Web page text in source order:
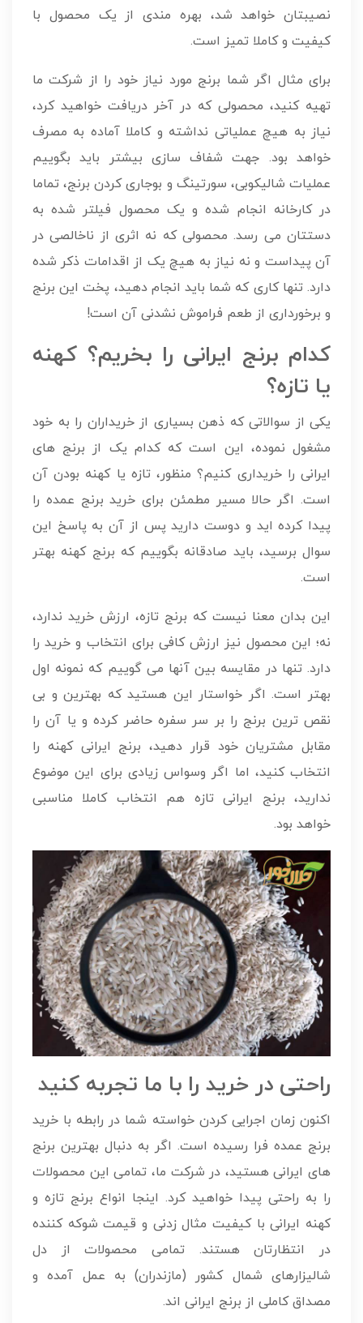
نصیبتان خواهد شد، بهره مندی از یک محصول با
کیفیت و کاملا تمیز است.
برای مثال اگر شما برنج مورد نیاز خود را از شرکت ما
تهیه کنید، محصولی که در آخر دریافت خواهید کرد،
نیاز به هیچ عملیاتی نداشته و کاملا آماده به مصرف
خواهد بود. جهت شفاف سازی بیشتر باید بگوییم
عملیات شالیکوبی، سورتینگ و بوجاری کردن برنج، تماما
در کارخانه انجام شده و یک محصول فیلتر شده به
دستتان می رسد. محصولی که نه اثری از ناخالصی در
آن پیداست و نه نیاز به هیچ یک از اقدامات ذکر شده
دارد. تنها کاری که شما باید انجام دهید، پخت این برنج
و برخورداری از طعم فراموش نشدنی آن است!
کدام برنج ایرانی را بخریم؟ کهنه
یا تازه؟
یکی از سوالاتی که ذهن بسیاری از خریداران را به خود
مشغول نموده، این است که کدام یک از برنج های
ایرانی را خریداری کنیم؟ منظور، تازه یا کهنه بودن آن
است. اگر حالا مسیر مطمئن برای خرید برنج عمده را
پیدا کرده اید و دوست دارید پس از آن به پاسخ این
سوال برسید، باید صادقانه بگوییم که برنج کهنه بهتر
است.
این بدان معنا نیست که برنج تازه، ارزش خرید ندارد،
نه؛ این محصول نیز ارزش کافی برای انتخاب و خرید را
دارد. تنها در مقایسه بین آنها می گوییم که نمونه اول
بهتر است. اگر خواستار این هستید که بهترین و بی
نقص ترین برنج را بر سر سفره حاضر کرده و یا آن را
مقابل مشتریان خود قرار دهید، برنج ایرانی کهنه را
انتخاب کنید، اما اگر وسواس زیادی برای این موضوع
ندارید، برنج ایرانی تازه هم انتخاب کاملا مناسبی
خواهد بود.
راحتی در خرید را با ما تجربه کنید
اکنون زمان اجرایی کردن خواسته شما در رابطه با خرید
برنج عمده فرا رسیده است. اگر به دنبال بهترین برنج
های ایرانی هستید، در شرکت ما، تمامی این محصولات
را به راحتی پیدا خواهید کرد. اینجا انواع برنج تازه و
کهنه ایرانی با کیفیت مثال زدنی و قیمت شوکه کننده
در انتظارتان هستند. تمامی محصولات از دل
شالیزارهای شمال کشور (مازندران) به عمل آمده و
مصداق کاملی از برنج ایرانی اند.